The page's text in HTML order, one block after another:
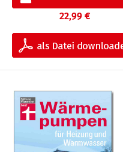
22,99 €